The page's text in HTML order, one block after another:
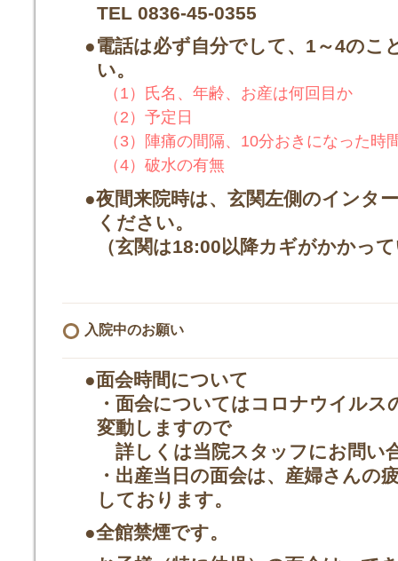
TEL 0836-45-0355
●電話は必ず自分でして、1～4のこ
い。
（1）氏名、年齢、お産は何回目か
（2）予定日
（3）陣痛の間隔、10分おきになった時
（4）破水の有無
●夜間来院時は、玄関左側のインタ
ください。
（玄関は18:00以降カギがかかっ
入院中のお願い
●面会時間について
・面会についてはコロナウイルス
変動しますので
詳しくは当院スタッフにお問い
・出産当日の面会は、産婦さんの
しております。
●全館禁煙です。